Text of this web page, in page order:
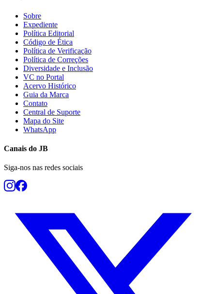
Botafogo
Sobre
Expediente
Política Editorial
Código de Ética
Política de Verificação
Política de Correções
Diversidade e Inclusão
VC no Portal
Acervo Histórico
Guia da Marca
Contato
Central de Suporte
Mapa do Site
WhatsApp
Canais do JB
Siga-nos nas redes sociais